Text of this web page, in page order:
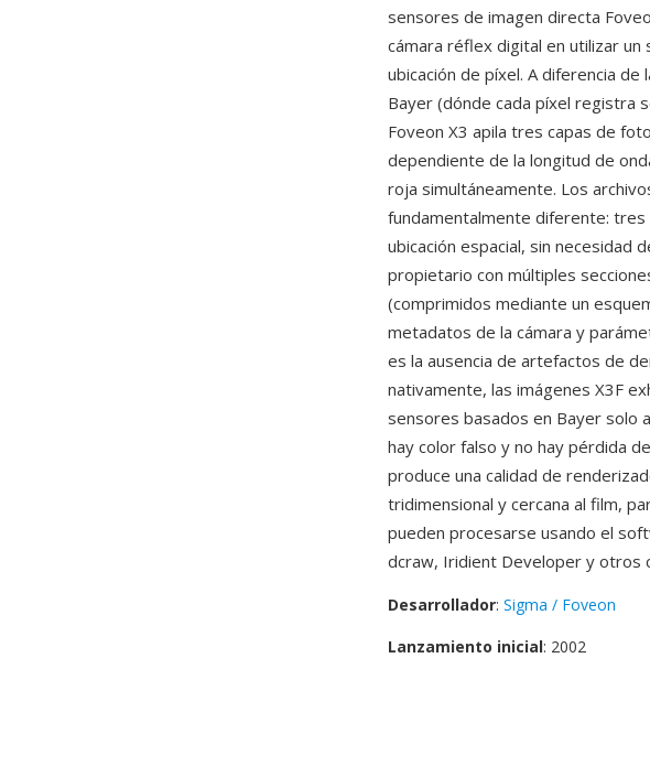
sensores de imagen directa
cámara réflex digital en utilizar
ubicación de píxel. A diferencia
Bayer (dónde cada píxel registra
Foveon X3 apila tres capas de
dependiente de la longitud de
roja simultáneamente. Los
fundamentalmente diferente:
ubicación espacial, sin necesidad
propietario con múltiples
(comprimidos mediante un
metadatos de la cámara y
es la ausencia de artefactos de
nativamente, las imágenes X3F
sensores basados en Bayer solo
hay color falso y no hay pérdida
produce una calidad de
tridimensional y cercana al film,
pueden procesarse usando el
dcraw, Iridient Developer y otros
Desarrollador: Sigma / Foveon
Lanzamiento inicial: 2002